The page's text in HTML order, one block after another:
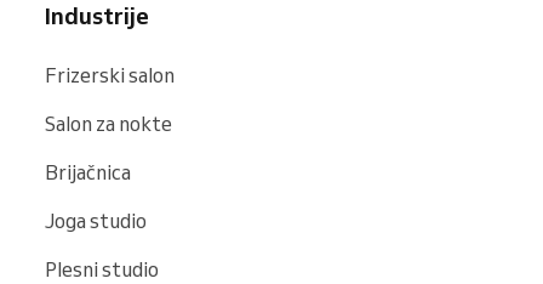
Industrije
Frizerski salon
Salon za nokte
Brijačnica
Joga studio
Plesni studio